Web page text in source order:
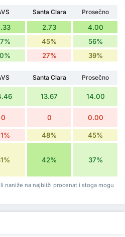
Santa Clara
Prosečno
2.73 4.00
45% 56%
27% 39%
Santa Clara
Prosečno
13.67 14.00
0 0 0.00
48% 45%
42% 37%
naniže na najbliži procenat i stoga mogu